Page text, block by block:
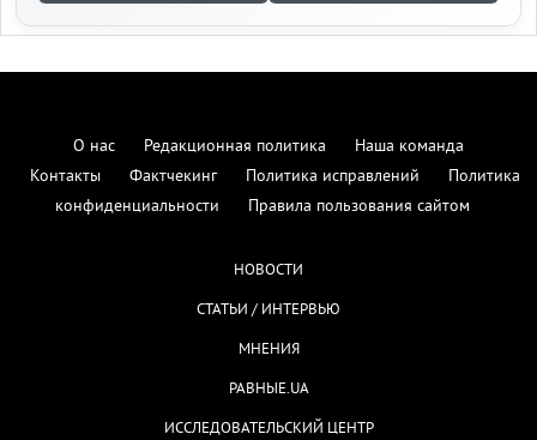
О нас Редакционная политика
Наша команда
Контакты
Фактчекинг Политика исправлений
Политика
конфиденциальности
Правила пользования сайтом
НОВОСТИ
СТАТЬИ / ИНТЕРВЬЮ
МНЕНИЯ
РАВНЫЕ.UA
ИССЛЕДОВАТЕЛЬСКИЙ ЦЕНТР